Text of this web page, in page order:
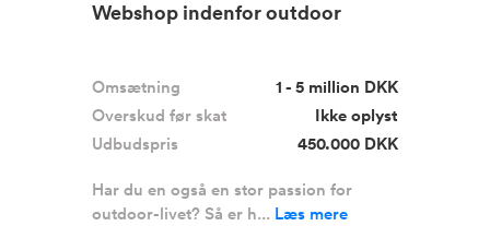
Webshop indenfor outdoor
Omsætning
1 - 5 million DKK
Overskud før skat
Ikke oplyst
Udbudspris
450.000 DKK
Har du en også en stor passion for
outdoor-livet? Så er h... Læs mere